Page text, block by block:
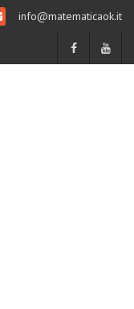
info@matematicaok.it